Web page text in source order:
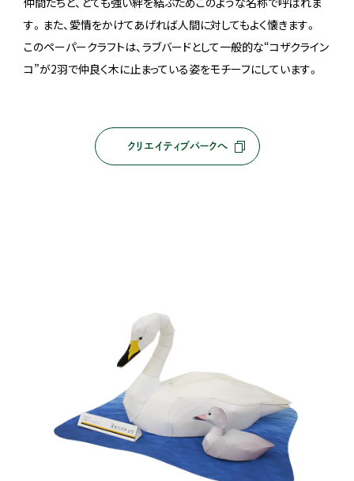
す。また、愛情をかけてあげれば人間に対してもよく懐きます。
このペーパークラフトは、ラブバードとして一般的な“コザクライン
コ”が2羽で仲良く木に止まっている姿をモチーフにしています。
クリエイティブパークへ